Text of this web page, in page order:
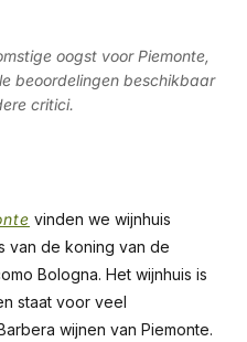
oogst voor Piemonte,
beoordelingen beschikbaar
critici.
vinden we wijnhuis
van de koning van de
Bologna. Het wijnhuis is
staat voor veel
wijnen van Piemonte.